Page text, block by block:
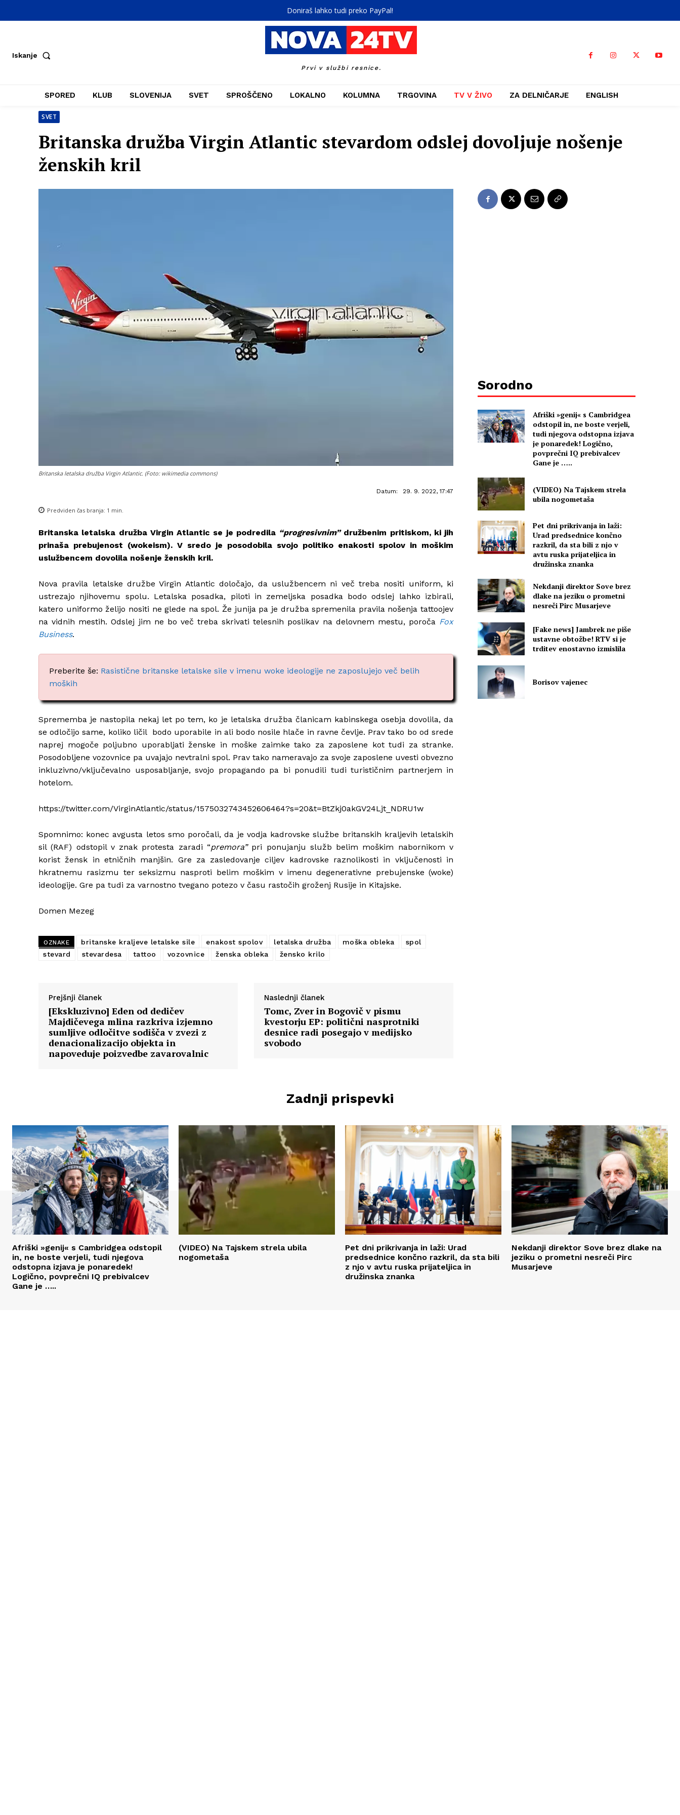
Doniraš lahko tudi preko PayPal!
Iskanje
Prvi v službi resnice.
SPORED KLUB SLOVENIJA SVET SPROŠČENO LOKALNO KOLUMNA TRGOVINA TV V ŽIVO ZA DELNIČARJE ENGLISH
SVET
Britanska družba Virgin Atlantic stevardom odslej dovoljuje nošenje
ženskih kril
Britanska letalska družba Virgin Atlantic. (Foto: wikimedia commons)
Datum: 29. 9. 2022, 17:47
Predviden čas branja: 1 min.
Britanska letalska družba Virgin Atlantic se je podredila “progresivnim”družbenim pritiskom, ki jih
prinaša prebujenost (wokeism). V sredo je posodobila svojo politiko enakosti spolov in moškim
uslužbencem dovolila nošenje ženskih kril.
Nova pravila letalske družbe Virgin Atlantic določajo, da uslužbencem ni več treba nositi uniform, ki
ustrezajo njihovemu spolu. Letalska posadka, piloti in zemeljska posadka bodo odslej lahko izbirali,
katero uniformo želijo nositi ne glede na spol. Že junija pa je družba spremenila pravila nošenja tattoojev
na vidnih mestih. Odslej jim ne bo več treba skrivati telesnih poslikav na delovnem mestu, poroča Fox
Business.
Preberite še: Rasistične britanske letalske sile v imenu woke ideologije ne zaposlujejo več belih
moških
Sprememba je nastopila nekaj let po tem, ko je letalska družba članicam kabinskega osebja dovolila, da
se odločijo same, koliko ličil bodo uporabile in ali bodo nosile hlače in ravne čevlje. Prav tako bo od srede
naprej mogoče poljubno uporabljati ženske in moške zaimke tako za zaposlene kot tudi za stranke.
Posodobljene vozovnice pa uvajajo nevtralni spol. Prav tako nameravajo za svoje zaposlene uvesti obvezno
inkluzivno/vključevalno usposabljanje, svojo propagando pa bi ponudili tudi turističnim partnerjem in
hotelom.
https://twitter.com/VirginAtlantic/status/1575032743452606464?s=20&t=BtZkj0akGV24Ljt_NDRU1w
Spomnimo: konec avgusta letos smo poročali, da je vodja kadrovske službe britanskih kraljevih letalskih
sil (RAF) odstopil v znak protesta zaradi “premora” pri ponujanju služb belim moškim nabornikom v
korist žensk in etničnih manjšin. Gre za zasledovanje ciljev kadrovske raznolikosti in vključenosti in
hkratnemu rasizmu ter seksizmu nasproti belim moškim v imenu degenerativne prebujenske (woke)
ideologije. Gre pa tudi za varnostno tvegano potezo v času rastočih groženj Rusije in Kitajske.
Domen Mezeg
OZNAKE britanske kraljeve letalske sile enakost spolov letalska družba moška obleka
spol
stevard
stevardesa tattoo vozovnice ženska obleka žensko krilo
Prejšnji članek
[Ekskluzivno] Eden od dedičev
Majdičevega mlina razkriva izjemno
sumljive odločitve sodišča v zvezi z
denacionalizacijo objekta in
napoveduje poizvedbe zavarovalnic
Naslednji članek
Tomc, Zver in Bogovič v pismu
kvestorju EP: politični nasprotniki
desnice radi posegajo v medijsko
svobodo
Sorodno
Afriški »genij« s Cambridgea
odstopil in, ne boste verjeli,
tudi njegova odstopna izjava
je ponaredek! Logično,
povprečni IQ prebivalcev
Gane je …..
(VIDEO) Na Tajskem strela
ubila nogometaša
Pet dni prikrivanja in laži:
Urad predsednice končno
razkril, da sta bili z njo v
avtu ruska prijateljica in
družinska znanka
Nekdanji direktor Sove brez
dlake na jeziku o prometni
nesreči Pirc Musarjeve
[Fake news] Jambrek ne piše
ustavne obtožbe! RTV si je
trditev enostavno izmislila
Borisov vajenec
Zadnji prispevki
Afriški »genij« s Cambridgea odstopil
in, ne boste verjeli, tudi njegova
odstopna izjava je ponaredek!
Logično, povprečni IQ prebivalcev
Gane je …..
(VIDEO) Na Tajskem strela ubila
nogometaša
Pet dni prikrivanja in laži: Urad
predsednice končno razkril, da sta bili
z njo v avtu ruska prijateljica in
družinska znanka
Nekdanji direktor Sove brez dlake na
jeziku o prometni nesreči Pirc
Musarjeve